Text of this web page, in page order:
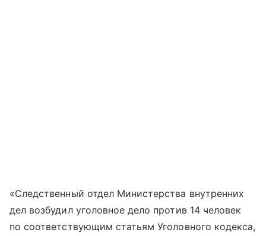
«Следственный отдел Министерства внутренних
дел возбудил уголовное дело против 14 человек
по соответствующим статьям Уголовного кодекса,